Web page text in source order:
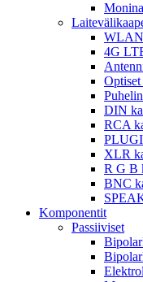
WLAN
4G
DIN
RCA
XLR
R G B
BNC
Komponentit
Passiiviset